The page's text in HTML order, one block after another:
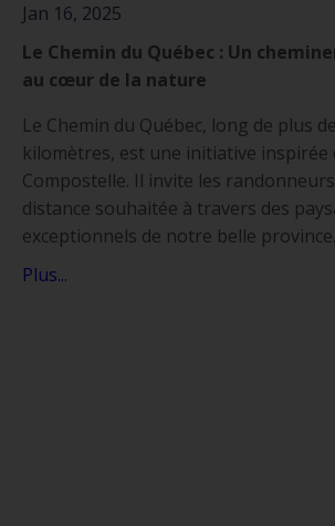
Jan 16, 2025
Le Chemin du Québec : Un
au cœur de la nature
Le Chemin du Québec, long de plus
kilomètres, est une initiative inspirée
Compostelle. Il invite les
distance souhaitée à travers des
exceptionnels de notre belle province.
Plus...